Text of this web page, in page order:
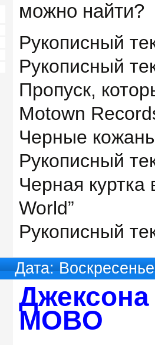
можно найти?
Рукописный
Рукописный
Пропуск,
Motown
Черные
Рукописный
Черная куртка
World”
Рукописный
Дата:
MOBO